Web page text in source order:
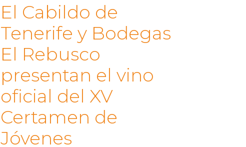
El Cabildo de
Tenerife y Bodegas
El Rebusco
presentan el vino
oficial del XV
Certamen de
Jóvenes